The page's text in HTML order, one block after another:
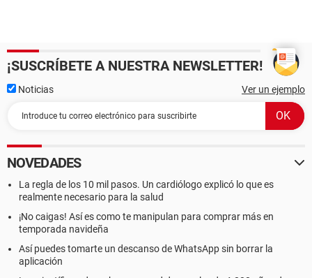
¡SUSCRÍBETE A NUESTRA NEWSLETTER!
Noticias Ver un ejemplo
NOVEDADES
La regla de los 10 mil pasos. Un cardiólogo explicó lo que es
realmente necesario para la salud
¡No caigas! Así es como te manipulan para comprar más en
temporada navideña
Así puedes tomarte un descanso de WhatsApp sin borrar la
aplicación